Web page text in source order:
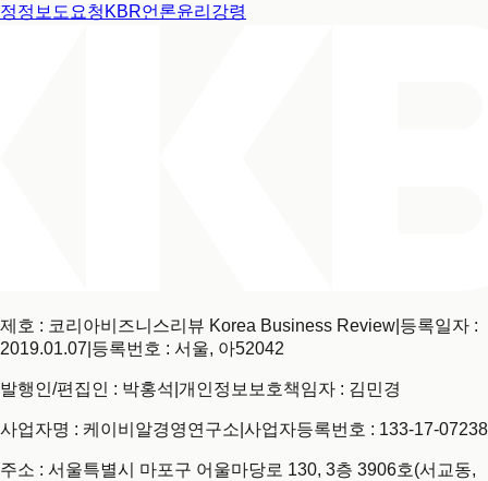
정정보도요청 KBR언론윤리강령
제호 : 코리아비즈니스리뷰 Korea Business Review 등록일자 :
2019.01.07 등록번호 : 서울, 아52042
발행인/편집인 : 박홍석 개인정보보호책임자 : 김민경
사업자명 : 케이비알경영연구소 사업자등록번호 : 133-17-07238
주소 : 서울특별시 마포구 어울마당로 130, 3층 3906호(서교동,